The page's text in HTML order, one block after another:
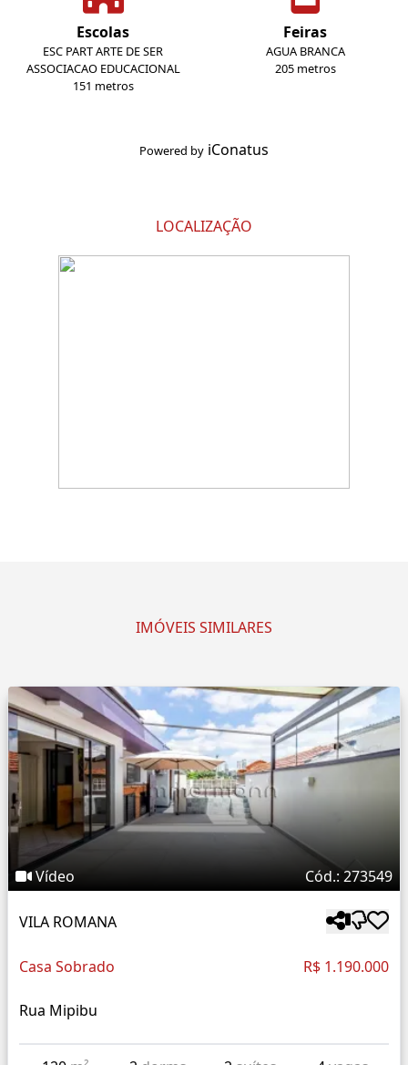
Escolas
ESC PART ARTE DE SER
ASSOCIACAO EDUCACIONAL
151 metros
Feiras
AGUA BRANCA
205 metros
Powered by iConatus
LOCALIZAÇÃO
IMÓVEIS SIMILARES
Vídeo Cód.: 273549
VILA ROMANA
Casa Sobrado R$ 1.190.000
Rua Mipibu